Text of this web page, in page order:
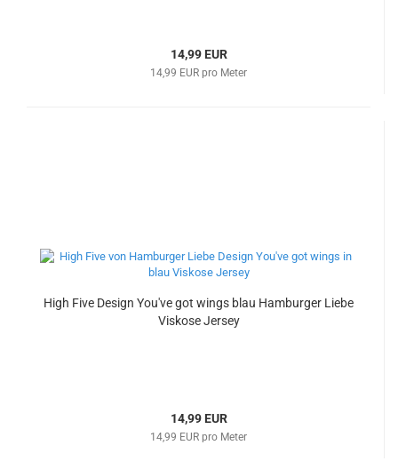
14,99 EUR
14,99 EUR pro Meter
High Five Design You've got wings blau Hamburger Liebe
Viskose Jersey
14,99 EUR
14,99 EUR pro Meter